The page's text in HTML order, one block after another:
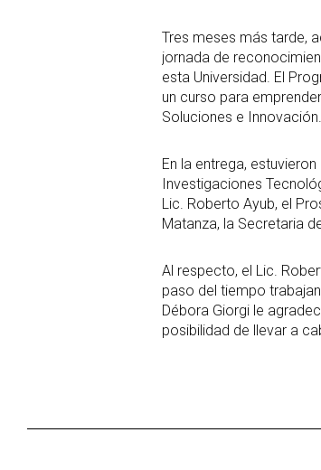
Tres meses más tarde,
jornada de
esta Universidad. El
un curso para
Soluciones e Innovación.
En la entrega,
Investigaciones
Lic. Roberto Ayub, el
Matanza, la Secretaria
Al respecto, el Lic.
paso del tiempo
Débora Giorgi le
posibilidad de llevar a